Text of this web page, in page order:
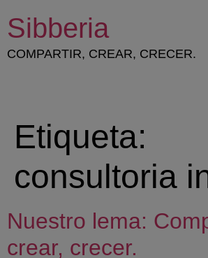
Sibberia
COMPARTIR, CREAR, CRECER.
Etiqueta:
consultoria
Nuestro lema:
crear, crecer.